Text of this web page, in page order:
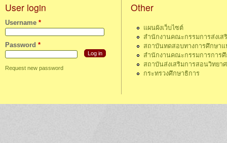
User login
Username *
Password *
Request new password
Other
แผนผังเว็บไซต์
สำนักงานคณะกรรมการส่งเ
สถาบันทดสอบทางการศึกษา
สำนักงานคณะกรรมการการ
สถาบันส่งเสริมการสอนวิทยา
กระทรวงศึกษาธิการ